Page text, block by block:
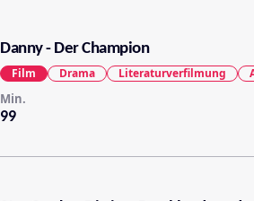
Danny - Der Champion
99
Min.
Film Drama Literaturverfilmung